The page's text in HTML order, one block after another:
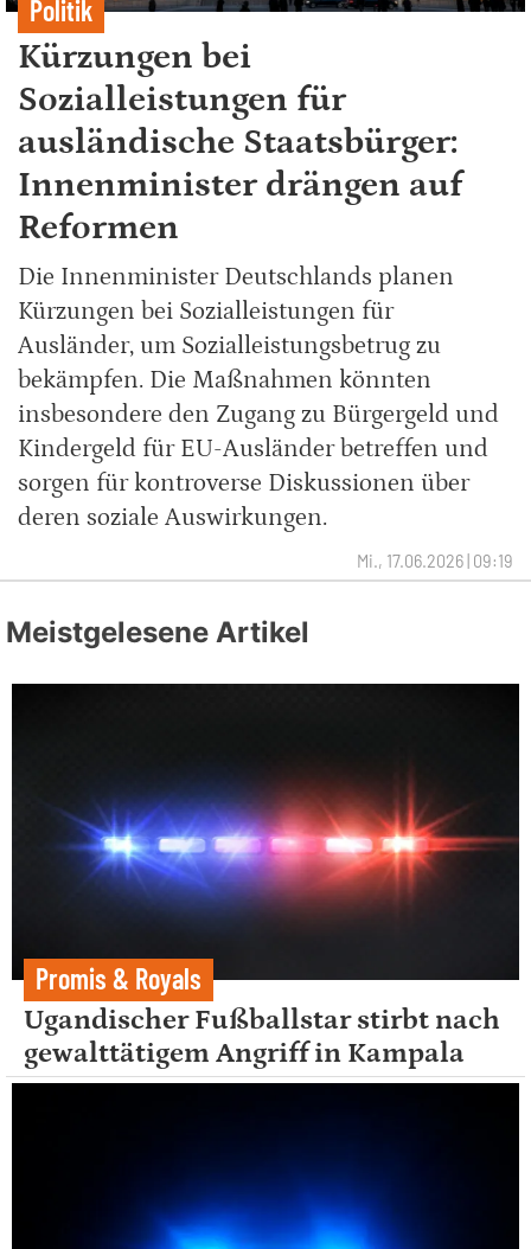
Politik
Kürzungen bei
Sozialleistungen für
ausländische Staatsbürger:
Innenminister drängen auf
Reformen
Die Innenminister Deutschlands planen
Kürzungen bei Sozialleistungen für
Ausländer, um Sozialleistungsbetrug zu
bekämpfen. Die Maßnahmen könnten
insbesondere den Zugang zu Bürgergeld und
Kindergeld für EU-Ausländer betreffen und
sorgen für kontroverse Diskussionen über
deren soziale Auswirkungen.
Mi., 17.06.2026 | 09:19
Meistgelesene Artikel
Promis & Royals
Ugandischer Fußballstar stirbt nach
gewalttätigem Angriff in Kampala